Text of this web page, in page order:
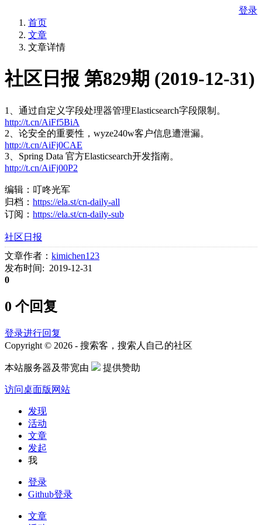
登录
首页
文章
文章详情
社区日报 第829期 (2019-12-31)
1、通过自定义字段处理器管理Elasticsearch字段限制。
http://t.cn/AiFf5BiA
2、论安全的重要性，wyze240w客户信息遭泄漏。
http://t.cn/AiFj0CAE
3、Spring Data 官方Elasticsearch开发指南。
http://t.cn/AiFj00P2
编辑：叮咚光军
归档： https://ela.st/cn-daily-all
订阅： https://ela.st/cn-daily-sub
社区日报
文章作者： kimichen123
发布时间: 2019-12-31
0
0 个回复
登录进行回复
Copyright © 2026 - 搜索客，搜索人自己的社区
本站服务器及带宽由 提供赞助
访问桌面版网站
发现
活动
文章
发起
我
登录
Github登录
文章